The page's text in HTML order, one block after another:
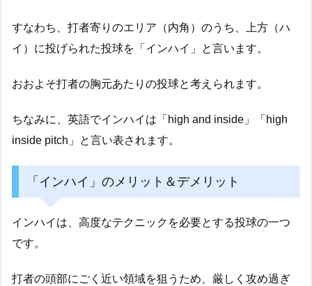
すなわち、打者寄りのエリア（内角）のうち、上方（ハ
イ）に投げられた投球を「インハイ」と言います。
おおよそ打者の胸元あたりの投球と考えられます。
ちなみに、英語でインハイは「high and inside」「high
inside pitch」と言い表されます。
「インハイ」のメリット＆デメリット
インハイは、高度なテクニックを必要とする投球の一つ
です。
打者の頭部にごく近い領域を狙うため、厳しく攻め過ぎ